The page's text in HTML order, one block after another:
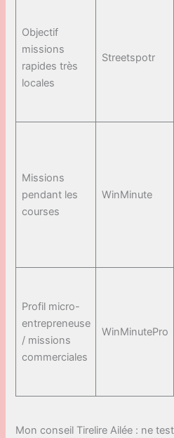
Objectif
missions
rapides très
locales
Streetspotr
Missions
pendant les
courses
WinMinute
Profil micro-
entrepreneuse
/ missions
commerciales
WinMinutePro
Mon conseil Tirelire Ailée : ne